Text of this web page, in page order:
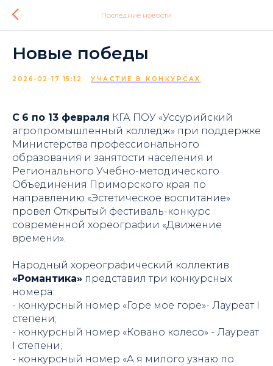
Последние новости
Новые победы
2026-02-17 15:12 УЧАСТИЕ В КОНКУРСАХ
С 6 по 13 февраля КГА ПОУ «Уссурийский
агропромышленный колледж» при поддержке
Министерства профессионального
образования и занятости населения и
Регионального Учебно-методического
Объединения Приморского края по
направлению «Эстетическое воспитание»
провел Открытый фестиваль-конкурс
современной хореографии «Движение
времени».
Народный хореографический коллектив
«Романтика» представил три конкурсных
номера:
- конкурсный номер «Горе мое горе»- Лауреат I
степени;
- конкурсный номер «Ковано колесо» - Лауреат
I степени;
- конкурсный номер «А я милого узнаю по